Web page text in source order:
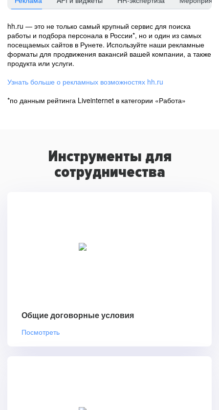
hh.ru — это не только самый крупный сервис для поиска
работы и подбора персонала в России*, но и один из самых
посещаемых сайтов в Рунете. Используйте наши рекламные
форматы для продвижения вакансий вашей компании, а также
продукта или услуги.
Узнать больше о рекламных возможностях hh.ru
*по данным рейтинга Liveinternet в категории «Работа»
Инструменты для
сотрудничества
Общие договорные условия
Посмотреть